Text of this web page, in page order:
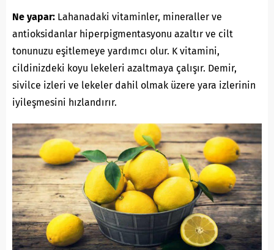
Ne yapar: Lahanadaki vitaminler, mineraller ve
antioksidanlar hiperpigmentasyonu azaltır ve cilt
tonunuzu eşitlemeye yardımcı olur. K vitamini,
cildinizdeki koyu lekeleri azaltmaya çalışır. Demir,
sivilce izleri ve lekeler dahil olmak üzere yara izlerinin
iyileşmesini hızlandırır.